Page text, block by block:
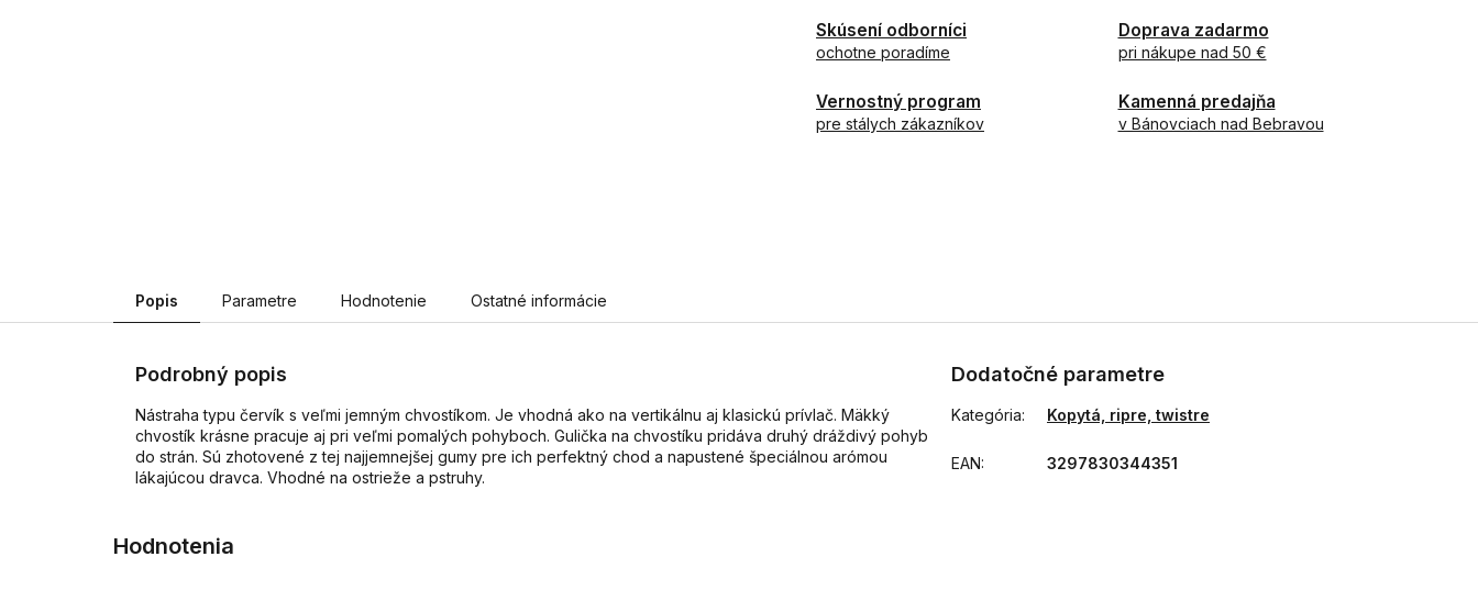
Skúsení odborníci
ochotne poradíme
Doprava zadarmo
pri nákupe nad 50 €
Vernostný program
pre stálych zákazníkov
Kamenná predajňa
v Bánovciach nad Bebravou
Popis Parametre Hodnotenie Ostatné informácie
Podrobný popis
Nástraha typu červík s veľmi jemným chvostíkom. Je vhodná ako na vertikálnu aj klasickú prívlač. Mäkký
chvostík krásne pracuje aj pri veľmi pomalých pohyboch. Gulička na chvostíku pridáva druhý dráždivý pohyb
do strán. Sú zhotovené z tej najjemnejšej gumy pre ich perfektný chod a napustené špeciálnou arómou
lákajúcou dravca. Vhodné na ostrieže a pstruhy.
Dodatočné parametre
Kategória: Kopytá, ripre, twistre
EAN: 3297830344351